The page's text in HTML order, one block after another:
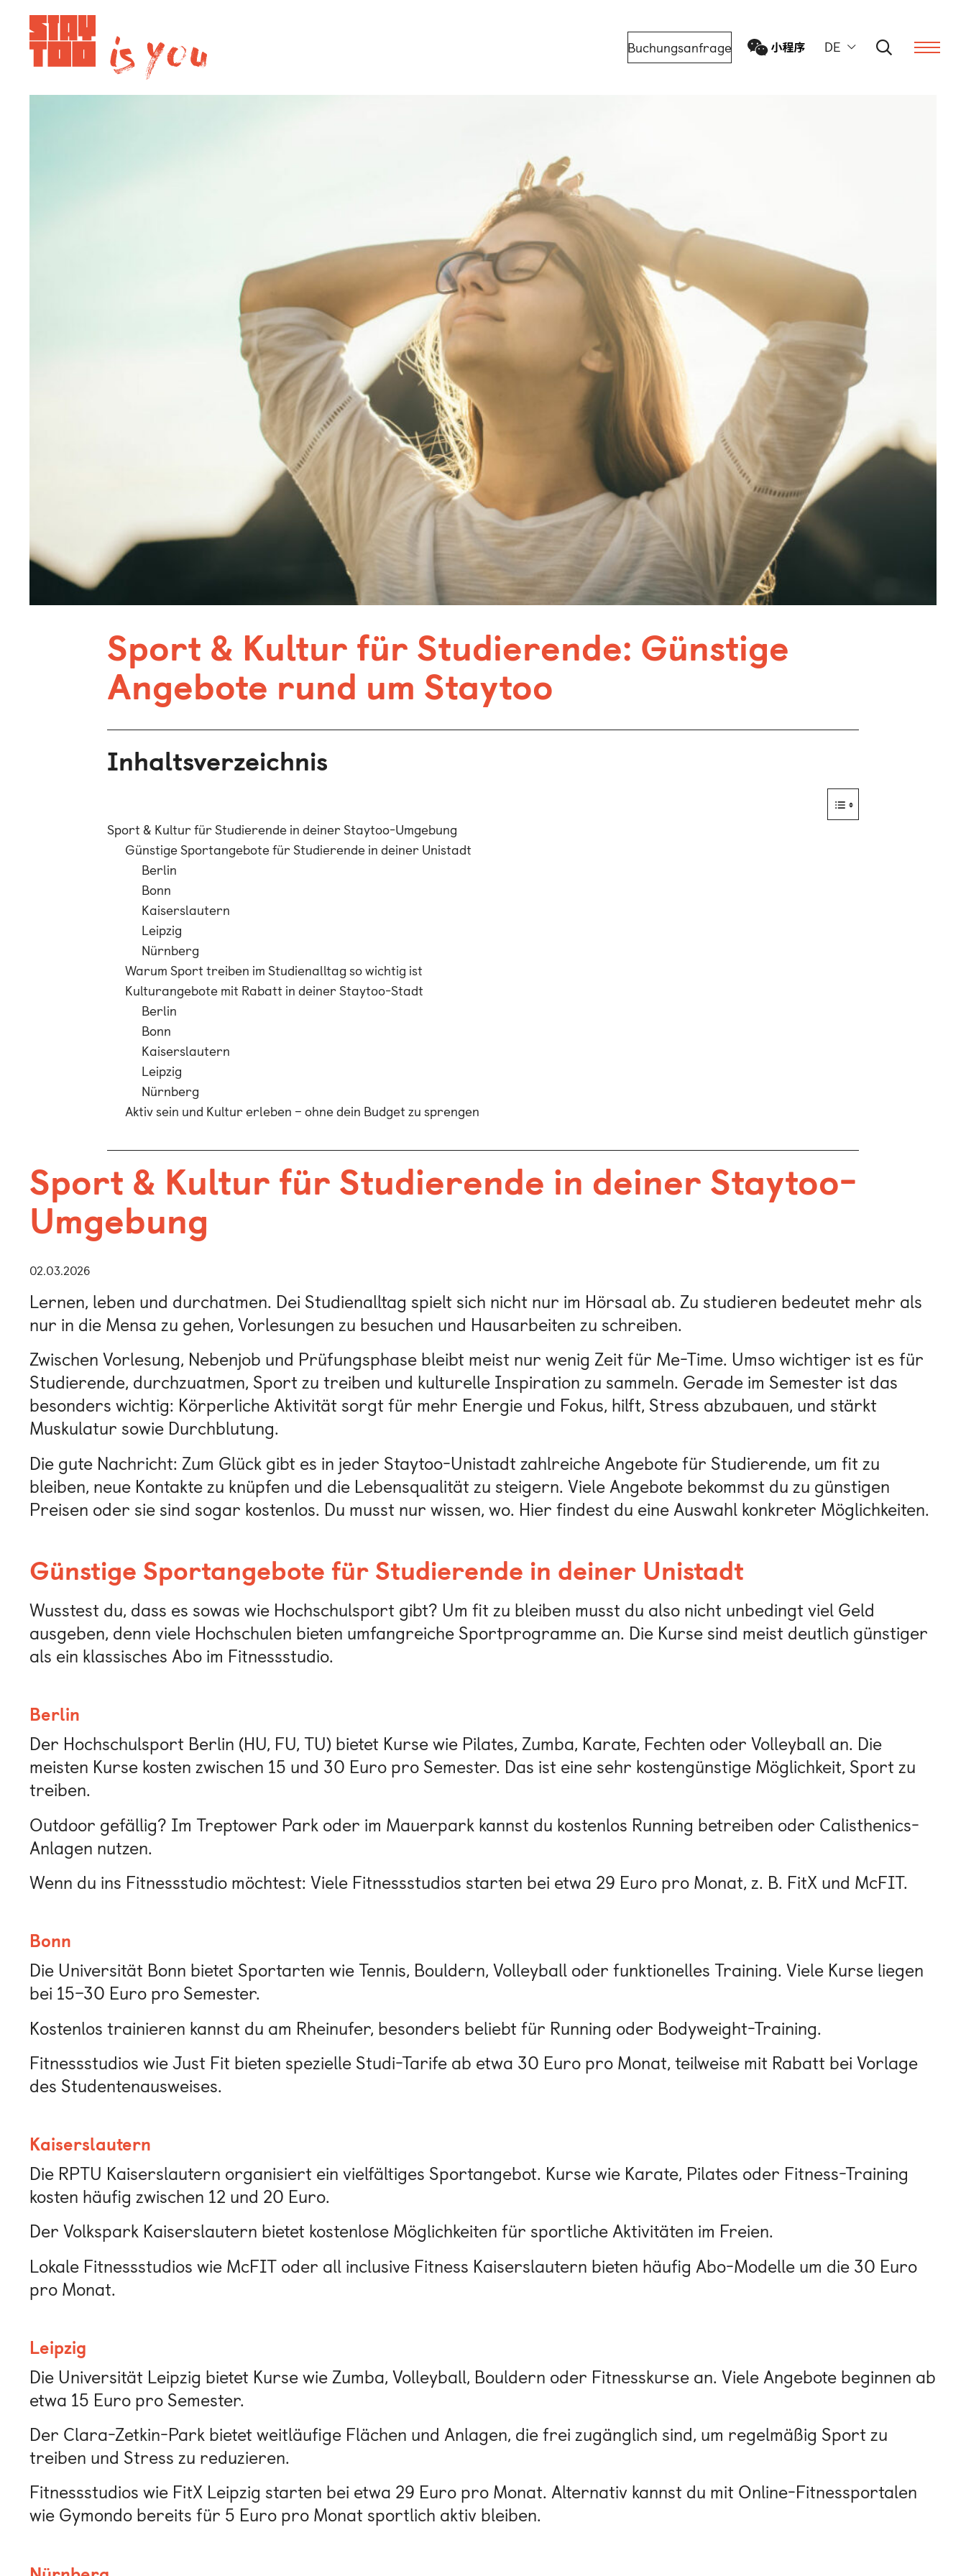
Buchungsanfrage DE
Berlin
Bonn
Kaiserslautern
Leipzig
München
Nürnberg
Sport & Kultur für Studierende: Günstige
Angebote rund um Staytoo
Inhaltsverzeichnis
Sport & Kultur für Studierende in deiner Staytoo-Umgebung
Günstige Sportangebote für Studierende in deiner Unistadt
Berlin
Bonn
Kaiserslautern
Leipzig
Nürnberg
Warum Sport treiben im Studienalltag so wichtig ist
Kulturangebote mit Rabatt in deiner Staytoo-Stadt
Berlin
Bonn
Kaiserslautern
Leipzig
Nürnberg
Aktiv sein und Kultur erleben – ohne dein Budget zu sprengen
Sport & Kultur für Studierende in deiner Staytoo-
Umgebung
02.03.2026
Lernen, leben und durchatmen. Dei Studienalltag spielt sich nicht nur im Hörsaal ab. Zu studieren bedeutet mehr als
nur in die Mensa zu gehen, Vorlesungen zu besuchen und Hausarbeiten zu schreiben.
Zwischen Vorlesung, Nebenjob und Prüfungsphase bleibt meist nur wenig Zeit für Me-Time. Umso wichtiger ist es für
Studierende, durchzuatmen, Sport zu treiben und kulturelle Inspiration zu sammeln. Gerade im Semester ist das
besonders wichtig: Körperliche Aktivität sorgt für mehr Energie und Fokus, hilft, Stress abzubauen, und stärkt
Muskulatur sowie Durchblutung.
Die gute Nachricht: Zum Glück gibt es in jeder Staytoo-Unistadt zahlreiche Angebote für Studierende, um fit zu
bleiben, neue Kontakte zu knüpfen und die Lebensqualität zu steigern. Viele Angebote bekommst du zu günstigen
Preisen oder sie sind sogar kostenlos. Du musst nur wissen, wo. Hier findest du eine Auswahl konkreter Möglichkeiten.
Günstige Sportangebote für Studierende in deiner Unistadt
Wusstest du, dass es sowas wie Hochschulsport gibt? Um fit zu bleiben musst du also nicht unbedingt viel Geld
ausgeben, denn viele Hochschulen bieten umfangreiche Sportprogramme an. Die Kurse sind meist deutlich günstiger
als ein klassisches Abo im Fitnessstudio.
Berlin
Der Hochschulsport Berlin (HU, FU, TU) bietet Kurse wie Pilates, Zumba, Karate, Fechten oder Volleyball an. Die
meisten Kurse kosten zwischen 15 und 30 Euro pro Semester. Das ist eine sehr kostengünstige Möglichkeit, Sport zu
treiben.
Outdoor gefällig? Im Treptower Park oder im Mauerpark kannst du kostenlos Running betreiben oder Calisthenics-
Anlagen nutzen.
Wenn du ins Fitnessstudio möchtest: Viele Fitnessstudios starten bei etwa 29 Euro pro Monat, z. B. FitX und McFIT.
Bonn
Die Universität Bonn bietet Sportarten wie Tennis, Bouldern, Volleyball oder funktionelles Training. Viele Kurse liegen
bei 15–30 Euro pro Semester.
Kostenlos trainieren kannst du am Rheinufer, besonders beliebt für Running oder Bodyweight-Training.
Fitnessstudios wie Just Fit bieten spezielle Studi-Tarife ab etwa 30 Euro pro Monat, teilweise mit Rabatt bei Vorlage
des Studentenausweises.
Kaiserslautern
Die RPTU Kaiserslautern organisiert ein vielfältiges Sportangebot. Kurse wie Karate, Pilates oder Fitness-Training
kosten häufig zwischen 12 und 20 Euro.
Der Volkspark Kaiserslautern bietet kostenlose Möglichkeiten für sportliche Aktivitäten im Freien.
Lokale Fitnessstudios wie McFIT oder all inclusive Fitness Kaiserslautern bieten häufig Abo-Modelle um die 30 Euro
pro Monat.
Leipzig
Die Universität Leipzig bietet Kurse wie Zumba, Volleyball, Bouldern oder Fitnesskurse an. Viele Angebote beginnen ab
etwa 15 Euro pro Semester.
Der Clara-Zetkin-Park bietet weitläufige Flächen und Anlagen, die frei zugänglich sind, um regelmäßig Sport zu
treiben und Stress zu reduzieren.
Fitnessstudios wie FitX Leipzig starten bei etwa 29 Euro pro Monat. Alternativ kannst du mit Online-Fitnessportalen
wie Gymondo bereits für 5 Euro pro Monat sportlich aktiv bleiben.